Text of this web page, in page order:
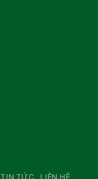
TIN TỨC LIÊN HỆ